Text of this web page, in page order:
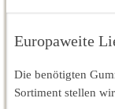
Europaweite
Die benötigten
Sortiment stellen